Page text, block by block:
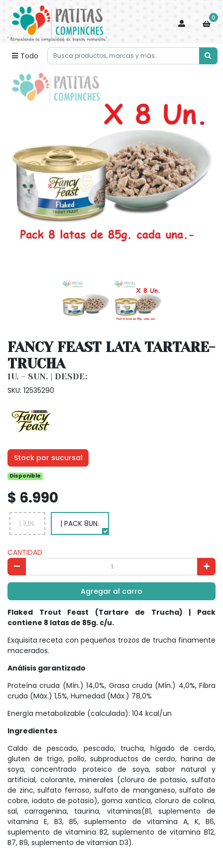
Todo
0
FANCY FEAST LATA TARTARE-
TRUCHA
1U. - 8UN. | DESDE:
SKU: 12535290
Stock por sucursal
Disponible
$ 6.990
| 1UN. | PACK 8UN.
CANTIDAD
Agregar al carro
Flaked Trout Feast (Tartare de Trucha) | Pack
contiene 8 latas de 85g. c/u.
Exquisita receta con pequeños trozos de trucha finamente
macerados.
Análisis garantizado
Proteína cruda (Mín.) 14,0%, Grasa cruda (Mín.) 4,0%, Fibra
cruda (Máx.) 1,5%, Humedad (Máx.) 78,0%
Energía metabolizable (calculada): 104 kcal/un
Ingredientes
Caldo de pescado, pescado, trucha, hígado de cerdo,
gluten de trigo, pollo, subproductos de cerdo, harina de
soya, concentrado proteico de soya, sabor natural y
artificial, colorante, minerales (cloruro de potasio, sulfato
de zinc, sulfato ferroso, sulfato de manganeso, sulfato de
cobre, iodato de potasio), goma xantica, cloruro de colina,
sal, carragenina, taurina, vitaminas(B1, suplemento de
vitamina E, B3, B5, suplemento de vitamina A, K, B6,
suplemento de vitamina B2, suplemento de vitamina B12,
B7, B9, suplemento de vitamian D3).